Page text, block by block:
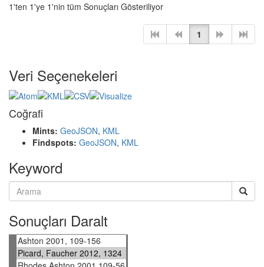
1'ten 1'ye 1'nin tüm Sonuçları Gösteriliyor
1
Veri Seçenekeleri
Coğrafi
Mints: GeoJSON, KML
Findspots: GeoJSON, KML
Keyword
Sonuçları Daralt